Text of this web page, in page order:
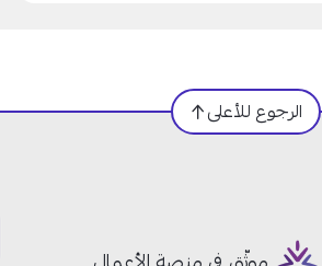
الرجوع للأعلى